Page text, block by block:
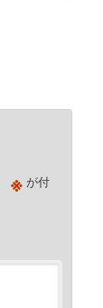
※ が付